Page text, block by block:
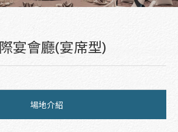
宴會廳(宴席型)
場地介紹